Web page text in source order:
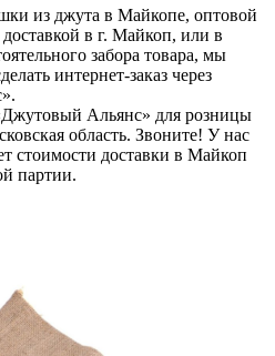
из джута в Майкопе, оптовой
в г. Майкоп, или в
забора товара, мы
интернет-заказ через
Альянс» для розницы
область. Звоните! У нас
стоимости доставки в Майкоп
партии.